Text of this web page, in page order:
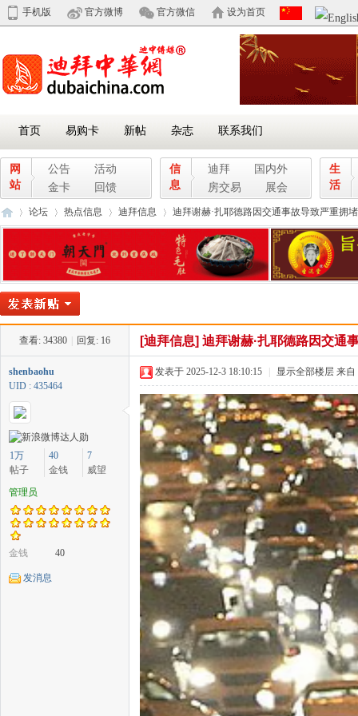
手机版 官方微博 官方微信 设为首页
首页 易购卡 新帖 杂志 联系我们
网
站
公告
活动
金卡
回馈
信
息
迪拜
国内外
房交易
展会
生
活
迪
中
»
论坛
›
热点信息
›
迪拜信息
›
迪拜谢赫·扎耶德路因交通事故导致严重拥
查看: 34380 回复: 16 [迪拜信息] 迪拜谢赫·扎耶德路因交通
shenbaohu
UID : 435464
1万
帖子
40
金钱
7
威望
管理员
金钱 40
发消息
发表于 2025-12-3 18:10:15 显示全部楼层 来自